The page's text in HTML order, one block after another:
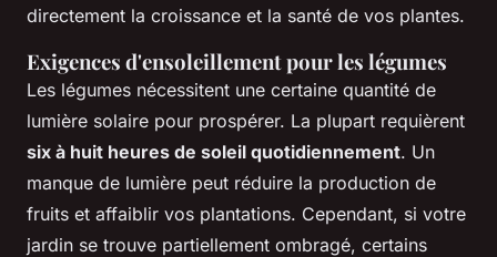
directement la croissance et la santé de vos plantes.
Exigences d'ensoleillement pour les légumes
Les légumes nécessitent une certaine quantité de
lumière solaire pour prospérer. La plupart requièrent
six à huit heures de soleil quotidiennement. Un
manque de lumière peut réduire la production de
fruits et affaiblir vos plantations. Cependant, si votre
jardin se trouve partiellement ombragé, certains